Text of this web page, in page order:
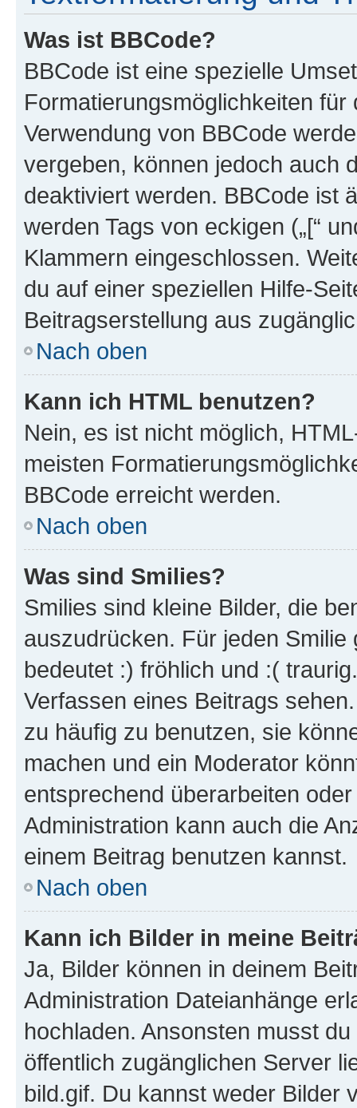
Was ist BBCode?
BBCode ist eine spezielle
Formatierungsmöglichkeiten
Verwendung von BBCode
vergeben, können jedoch auch
deaktiviert werden. BBCode ist
werden Tags von eckigen („[“
Klammern eingeschlossen.
du auf einer speziellen Hilfe-
Beitragserstellung aus
Nach oben
Kann ich HTML benutzen?
Nein, es ist nicht möglich,
meisten
BBCode erreicht werden.
Nach oben
Was sind Smilies?
Smilies sind kleine Bilder, die
auszudrücken. Für jeden
bedeutet :) fröhlich und :(
Verfassen eines Beitrags
zu häufig zu benutzen, sie
machen und ein Moderator
entsprechend überarbeiten
Administration kann auch die
einem Beitrag benutzen kannst.
Nach oben
Kann ich Bilder in meine
Ja, Bilder können in deinem
Administration Dateianhänge
hochladen. Ansonsten musst
öffentlich zugänglichen Server
bild.gif. Du kannst weder Bilder